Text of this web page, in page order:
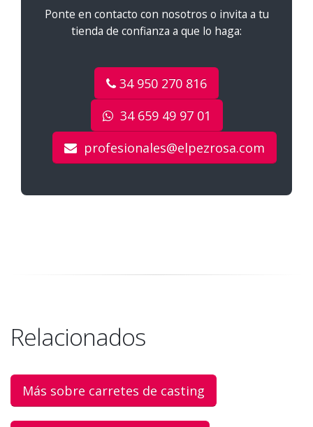
Ponte en contacto con nosotros o invita a tu
tienda de confianza a que lo haga:
34 950 270 816
34 659 49 97 01
profesionales@elpezrosa.com
Relacionados
Más sobre carretes de casting